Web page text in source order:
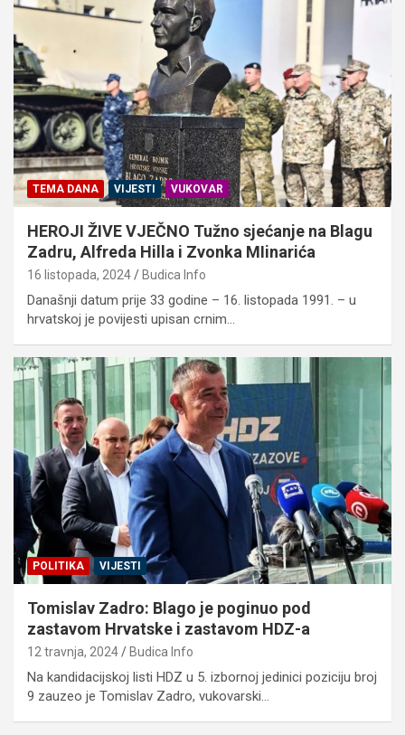
TEMA DANA VIJESTI VUKOVAR
HEROJI ŽIVE VJEČNO Tužno sjećanje na Blagu
Zadru, Alfreda Hilla i Zvonka MIinarića
16 listopada, 2024 Budica Info
Današnji datum prije 33 godine – 16. listopada 1991. – u
hrvatskoj je povijesti upisan crnim…
POLITIKA VIJESTI
Tomislav Zadro: Blago je poginuo pod
zastavom Hrvatske i zastavom HDZ-a
12 travnja, 2024 Budica Info
Na kandidacijskoj listi HDZ u 5. izbornoj jedinici poziciju broj
9 zauzeo je Tomislav Zadro, vukovarski…